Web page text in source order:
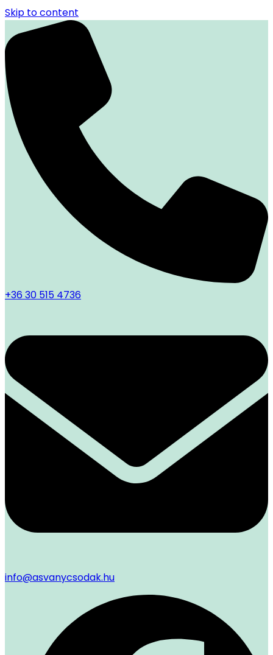
Skip to content
+36 30 515 4736
info@asvanycsodak.hu